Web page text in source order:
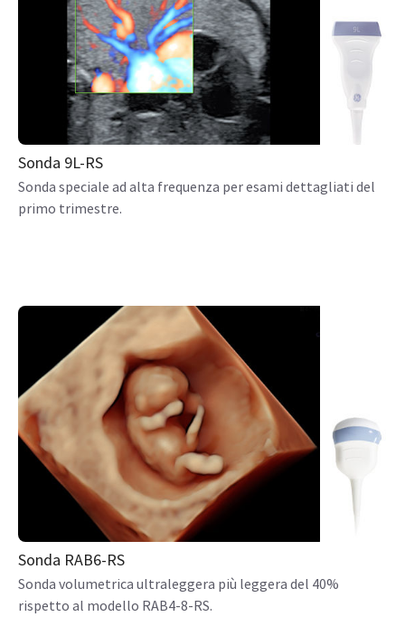
Sonda 9L-RS
Sonda speciale ad alta frequenza per esami dettagliati del
primo trimestre.
Sonda RAB6-RS
Sonda volumetrica ultraleggera più leggera del 40%
rispetto al modello RAB4-8-RS.